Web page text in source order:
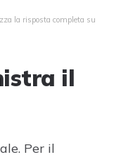
la risposta completa su
il
Per il